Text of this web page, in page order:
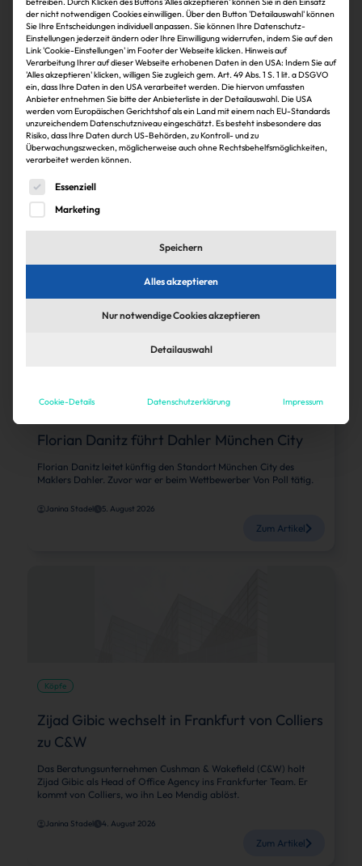
Köpfe
Christine Soergel und Frank Pantelmann
wechseln zu HBB
Centermanagement in das Vermietungsteam Nord-Ost. Jörn de
Vries übernimmt dessen Leitung.
Christoph von Schwanenflug 5. August 2026
Köpfe
Florian Danitz führt Dahler München City
Florian Danitz leitet künftig den Standort München City des
Maklers Dahler. Zuvor war er beim Wettbewerber Von Poll tätig.
Janina Stadel 5. August 2026
Zum Artikel
Köpfe
Zijad Gibic wechselt in Frankfurt von Colliers
zu C&W
Das Beratungsunternehmen Cushman & Wakefield (C&W) holt
Zijad Gibic als Head of Office Agency ins Frankfurter Team. Er
kommt von Colliers, wo ihn Leo Mendig ablöst.
Janina Stadel 4. August 2026
Zum Artikel
der nicht notwendigen Cookies einwilligen. Über den Button 'Detailauswahl' können
Sie Ihre Entscheidungen individuell anpassen. Sie können Ihre Datenschutz-
Einstellungen jederzeit ändern oder Ihre Einwilligung widerrufen, indem Sie auf den
Link 'Cookie-Einstellungen' im Footer der Webseite klicken. Hinweis auf
Verarbeitung Ihrer auf dieser Webseite erhobenen Daten in den USA: Indem Sie auf
'Alles akzeptieren' klicken, willigen Sie zugleich gem. Art. 49 Abs. 1 S. 1 lit. a DSGVO
ein, dass Ihre Daten in den USA verarbeitet werden. Die hiervon umfassten
Anbieter entnehmen Sie bitte der Anbieterliste in der Detailauswahl. Die USA
werden vom Europäischen Gerichtshof als ein Land mit einem nach EU-Standards
unzureichendem Datenschutzniveau eingeschätzt. Es besteht insbesondere das
Risiko, dass Ihre Daten durch US-Behörden, zu Kontroll- und zu
Überwachungszwecken, möglicherweise auch ohne Rechtsbehelfsmöglichkeiten,
verarbeitet werden können.
Es folgt eine Liste der Service-Gruppen, für die eine
Essenziell
Marketing
Speichern
Alles akzeptieren
Nur notwendige Cookies akzeptieren
Detailauswahl
Cookie-Details Datenschutzerklärung Impressum